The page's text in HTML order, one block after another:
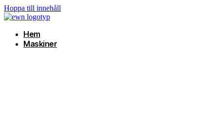
Hoppa till innehåll
Hem
Maskiner